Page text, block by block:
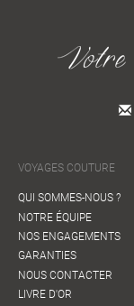
RISQUES NATURELS
VOYAGES COUTURE
QUI SOMMES-NOUS ?
NOTRE ÉQUIPE
NOS ENGAGEMENTS
GARANTIES
NOUS CONTACTER
LIVRE D'OR